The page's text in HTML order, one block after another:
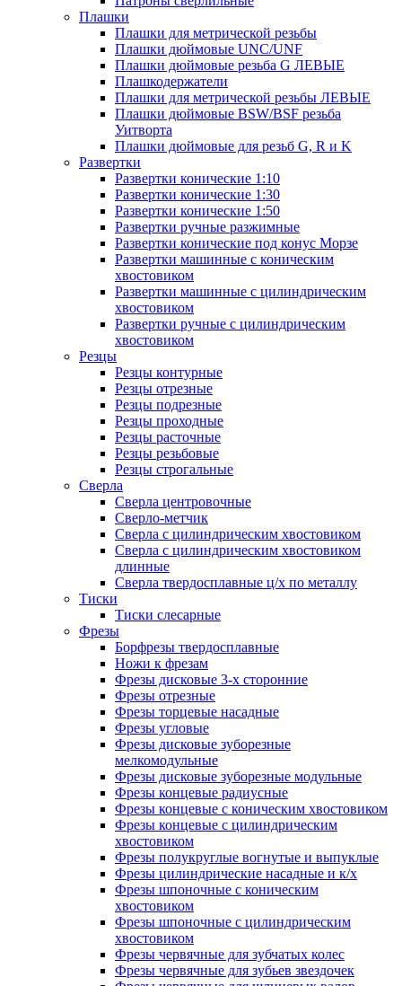
Плашки
Плашки для метрической резьбы
Плашки дюймовые UNC/UNF
Плашки дюймовые резьба G ЛЕВЫЕ
Плашкодержатели
Плашки для метрической резьбы ЛЕВЫЕ
Плашки дюймовые BSW/BSF резьба
Уитворта
Плашки дюймовые для резьб G, R и K
Развертки
Развертки конические 1:10
Развертки конические 1:30
Развертки конические 1:50
Развертки ручные разжимные
Развертки конические под конус Морзе
Развертки машинные с коническим
хвостовиком
Развертки машинные с цилиндрическим
хвостовиком
Развертки ручные с цилиндрическим
хвостовиком
Резцы
Резцы контурные
Резцы отрезные
Резцы подрезные
Резцы проходные
Резцы расточные
Резцы резьбовые
Резцы строгальные
Сверла
Сверла центровочные
Сверло-метчик
Сверла с цилиндрическим хвостовиком
Сверла с цилиндрическим хвостовиком
длинные
Сверла твердосплавные ц/х по металлу
Тиски
Тиски слесарные
Фрезы
Борфрезы твердосплавные
Ножи к фрезам
Фрезы дисковые 3-х сторонние
Фрезы отрезные
Фрезы торцевые насадные
Фрезы угловые
Фрезы дисковые зуборезные
мелкомодульные
Фрезы дисковые зуборезные модульные
Фрезы концевые радиусные
Фрезы концевые с коническим хвостовиком
Фрезы концевые с цилиндрическим
хвостовиком
Фрезы полукруглые вогнутые и выпуклые
Фрезы цилиндрические насадные и к/х
Фрезы шпоночные с коническим
хвостовиком
Фрезы шпоночные с цилиндрическим
хвостовиком
Фрезы червячные для зубчатых колес
Фрезы червячные для зубьев звездочек